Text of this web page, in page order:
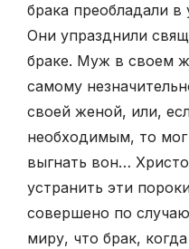
брака преобладали в
Они упразднили
браке. Муж в своем
самому
своей женой, или,
необходимым, то мог
выгнать вон…
устранить эти
совершено по
миру, что брак,